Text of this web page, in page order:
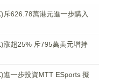
斥626.78萬港元進一步購入
涨超25% 斥795萬美元增持
進一步投資MTT ESports 擬